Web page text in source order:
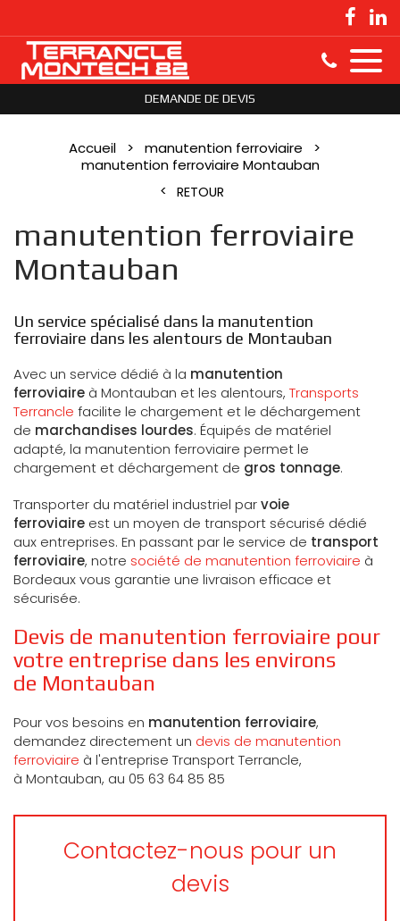
DEMANDE DE DEVIS
Accueil
manutention ferroviaire
manutention ferroviaire Montauban
RETOUR
manutention ferroviaire
Montauban
Un service spécialisé dans la manutention
ferroviaire dans les alentours de Montauban
Avec un service dédié à la manutention
ferroviaire à Montauban et les alentours, Transports
Terrancle facilite le chargement et le déchargement
de marchandises lourdes. Équipés de matériel
adapté, la manutention ferroviaire permet le
chargement et déchargement de gros tonnage.
Transporter du matériel industriel parvoie
ferroviaire est un moyen de transport sécurisé dédié
aux entreprises. En passant par le service de transport
ferroviaire, notre société de manutention ferroviaire à
Bordeaux vous garantie une livraison efficace et
sécurisée.
Devis de manutention ferroviaire pour
votre entreprise dans les environs
de Montauban
Pour vos besoins en manutention ferroviaire,
demandez directement un devis de manutention
ferroviaire à l'entreprise Transport Terrancle,
à Montauban, au 05 63 64 85 85
Contactez-nous pour un
devis